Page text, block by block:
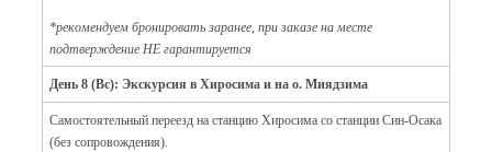
*рекомендуем бронировать заранее, при заказе на месте
подтверждение НЕ гарантируется
День 8 (Вс): Экскурсия в Хиросима и на о. Миядзима
Самостоятельный переезд на станцию Хиросима со станции Син-Осака
(без сопровождения).